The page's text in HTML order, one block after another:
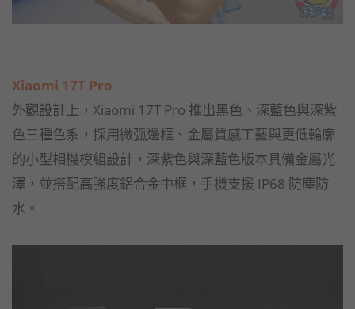
Xiaomi 17T Pro
外觀設計上，Xiaomi 17T Pro 推出黑色、深藍色與深紫
色三種色系，採用微弧邊框、金屬質感工藝與更低輪廓
的小型相機模組設計，深紫色與深藍色版本具備金屬光
澤，並搭配高強度鋁合金中框，手機支援 IP68 防塵防
水。